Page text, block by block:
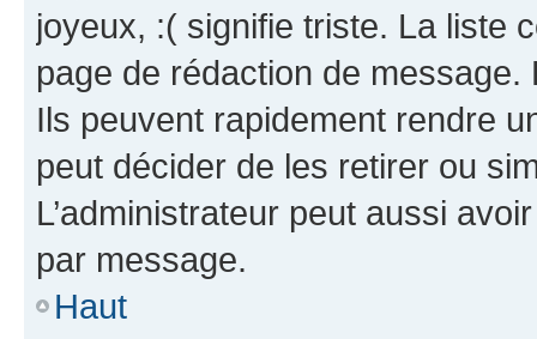
joyeux, :( signifie triste. La liste
page de rédaction de
Ils peuvent rapidement rendre
peut décider de les retirer ou
L’administrateur peut aussi
par message.
Haut